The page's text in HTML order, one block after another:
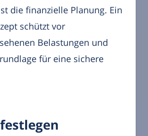
die finanzielle Planung. Ein
schützt vor
Belastungen und
für eine sichere